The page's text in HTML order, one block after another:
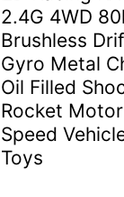
2.4G 4WD
Brushless
Gyro Metal
Oil Filled
Rocket
Speed
Toys